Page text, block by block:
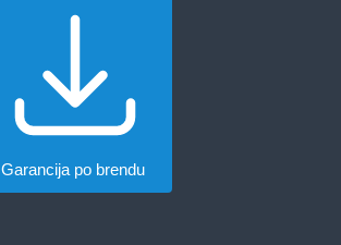
Garancija po brendu